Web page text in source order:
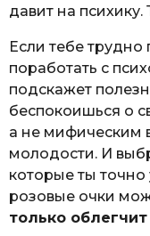
давит на
Если тебе трудно
поработать с
подскажет
беспокоишься о
а не мифическим
молодости. И
которые ты
розовые очки
только